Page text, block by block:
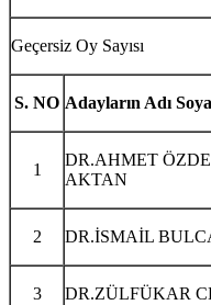
Geçersiz Oy Sayısı
S. NO Adayların Adı
1
DR.AHMET
AKTAN
2 DR.İSMAİL
3 DR.ZÜLFÜKAR